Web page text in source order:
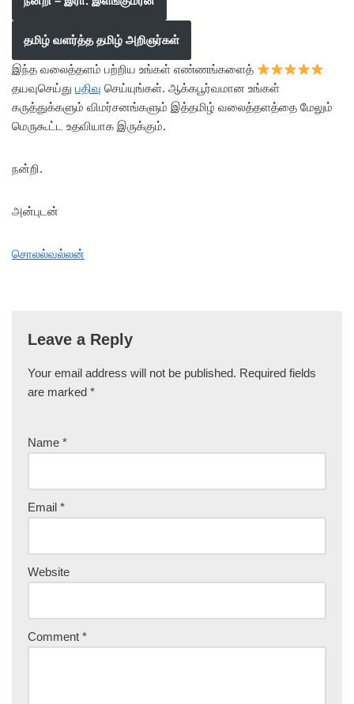
தமிழ் வளர்த்த தமிழ் அறிஞர்கள்
இந்த வலைத்தளம் பற்றிய உங்கள் எண்ணங்களைத்
தயவுசெய்து பதிவு செய்யுங்கள். ஆக்கபூர்வமான உங்கள்
கருத்துக்களும் விமர்சனங்களும் இத்தமிழ் வலைத்தளத்தை மேலும்
மெருகூட்ட உதவியாக இருக்கும்.
நன்றி.
அன்புடன்
சொலல்வல்லன்
Leave a Reply
Your email address will not be published. Required fields
are marked *
Name *
Email *
Website
Comment *